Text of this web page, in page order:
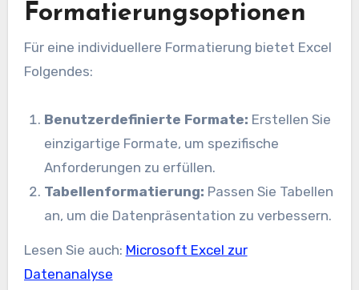
Formatierungsoptionen
Für eine individuellere Formatierung bietet Excel
Folgendes:
Benutzerdefinierte Formate: Erstellen Sie
einzigartige Formate, um spezifische
Anforderungen zu erfüllen.
Tabellenformatierung: Passen Sie Tabellen
an, um die Datenpräsentation zu verbessern.
Lesen Sie auch: Microsoft Excel zur
Datenanalyse